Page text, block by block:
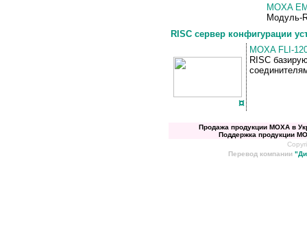
MOXA
Модуль-
RISC сервер конфигурации
¤
MOXA FLI-
RISC
Продажа продукции MOXA в
Поддержка продукции
Перевод компании "